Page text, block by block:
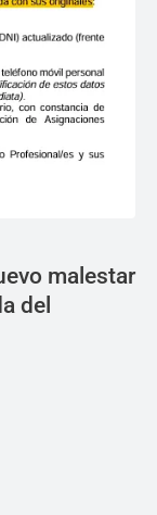
malestar
del